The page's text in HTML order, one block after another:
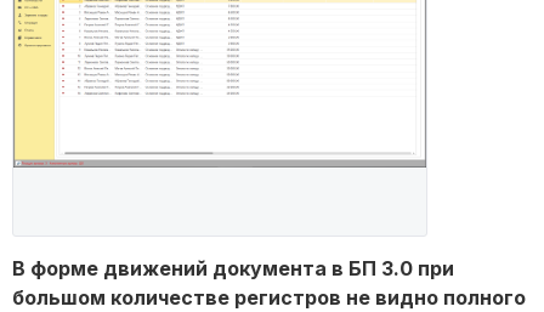
В форме движений документа в БП 3.0 при
большом количестве регистров не видно полного